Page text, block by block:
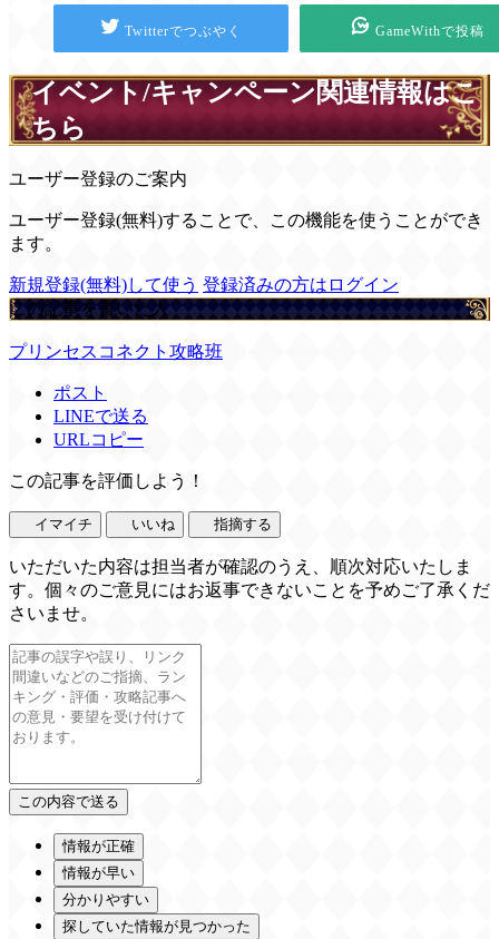
Twitterでつぶやく GameWithで投稿
イベント/キャンペーン関連情報はこ
ちら
ユーザー登録のご案内
ユーザー登録(無料)することで、この機能を使うことができ
ます。
新規登録(無料)して使う 登録済みの方はログイン
この記事を書いた人
プリンセスコネクト攻略班
ポスト
LINEで送る
URLコピー
この記事を評価しよう！
イマイチ いいね 指摘する
いただいた内容は担当者が確認のうえ、順次対応いたしま
す。個々のご意見にはお返事できないことを予めご了承くだ
さいませ。
情報が正確
情報が早い
分かりやすい
探していた情報が見つかった